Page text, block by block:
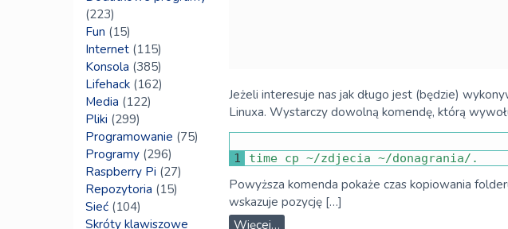
Jeżeli interesuje nas jak długo jest (będzie)
Linuxa. Wystarczy dowolną komendę, którą
1 time cp ~/zdjecia ~/donagrania/ .
Powyższa komenda pokaże czas kopiowania
wskazuje pozycję […]
Więcej…
(223)
Fun (15)
Internet (115)
Konsola (385)
Lifehack (162)
Media (122)
Pliki (299)
Programowanie (75)
Programy (296)
Raspberry Pi (27)
Repozytoria (15)
Sieć (104)
Skróty klawiszowe